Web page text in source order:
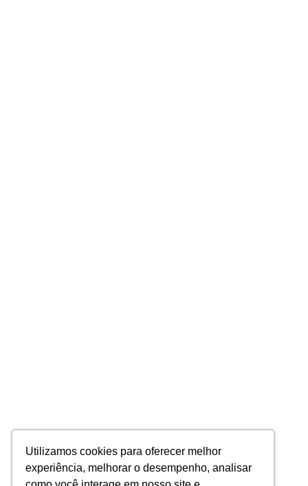
Utilizamos cookies para oferecer melhor
experiência, melhorar o desempenho, analisar